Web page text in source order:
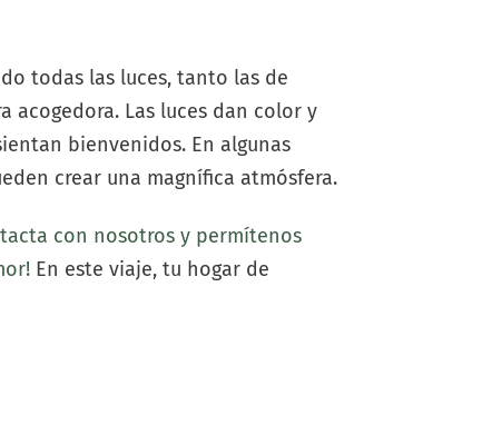
todas las luces, tanto las de
acogedora. Las luces dan color y
bienvenidos. En algunas
crear una magnífica atmósfera.
con nosotros y permítenos
En este viaje, tu hogar de